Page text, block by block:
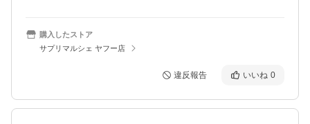
購入したストア
サプリマルシェ ヤフー店
違反報告 いいね 0